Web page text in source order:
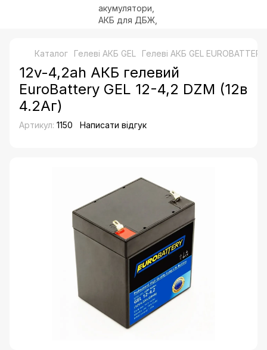
Каталог Гелеві АКБ GEL Гелеві АКБ GEL EUROBATTERY
12v-4,2ah АКБ гелевий
EuroBattery GEL 12-4,2 DZM (12в
4.2Аг)
Артикул: 1150 Написати відгук